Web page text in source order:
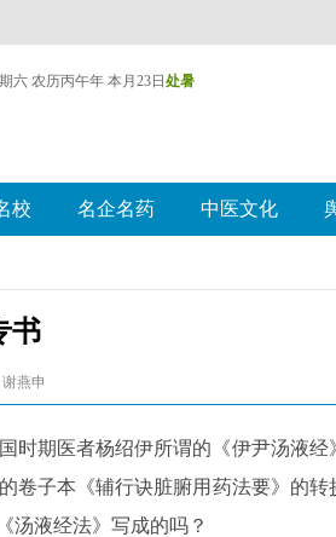
六 农历丙午年 本月23日 处暑
校 名企名药 中医文化
书
燕申
期医者杨绍伊所谓的《伊尹汤液经
卷子本《辅行诀脏腑用药法要》的转
汤液经法》写成的吗？